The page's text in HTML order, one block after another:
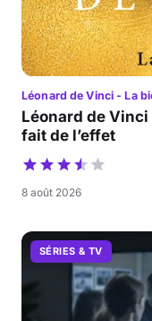
Léonard de Vinci - La
Léonard de
fait de l’effet
8 août 2026
SÉRIES & TV